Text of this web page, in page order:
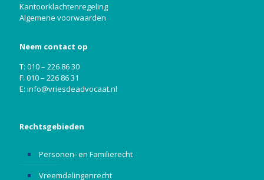
Kantoorklachtenregeling
Algemene voorwaarden
Neem contact op
T: 010 – 226 86 30
F: 010 – 226 86 31
E: info@vriesdeadvocaat.nl
Rechtsgebieden
Personen- en Familierecht
Vreemdelingenrecht